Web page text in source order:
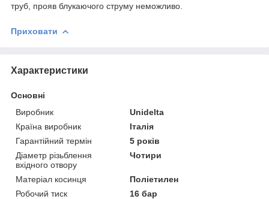
труб, прояв блукаючого струму неможливо.
Приховати
Характеристики
Основні
Виробник
Unidelta
Країна виробник
Італія
Гарантійний термін
5 років
Діаметр різьблення
вхідного отвору
Чотири
Матеріал косинця
Поліетилен
Робочий тиск
16 бар